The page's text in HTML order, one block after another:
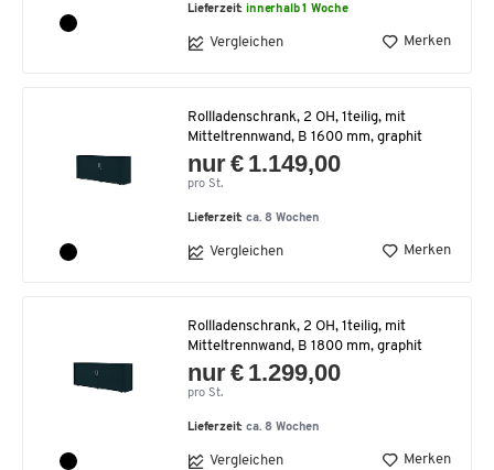
Lieferzeit:innerhalb 1 Woche
Vergleichen Merken
Rollladenschrank, 2 OH, 1teilig, mit
Mitteltrennwand, B 1600 mm, graphit
nur € 1.149,00
pro St.
Lieferzeit:ca. 8 Wochen
Vergleichen Merken
Rollladenschrank, 2 OH, 1teilig, mit
Mitteltrennwand, B 1800 mm, graphit
nur € 1.299,00
pro St.
Lieferzeit:ca. 8 Wochen
Vergleichen Merken